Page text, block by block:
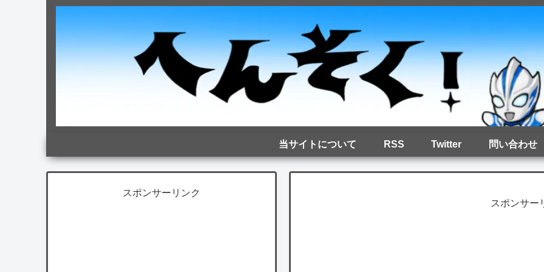
当サイトについて RSS Twitter 問い合わせ
スポンサー
スポンサーリンク